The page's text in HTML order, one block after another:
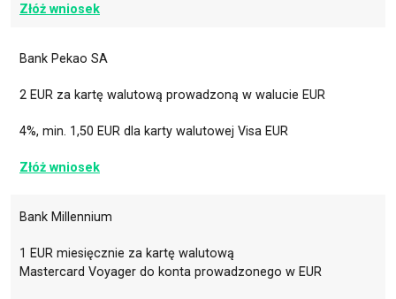
Złóż wniosek
Bank Pekao SA
2 EUR za kartę walutową prowadzoną w walucie EUR
4%, min. 1,50 EUR dla karty walutowej Visa EUR
Złóż wniosek
Bank Millennium
1 EUR miesięcznie za kartę walutową
Mastercard Voyager do konta prowadzonego w EUR